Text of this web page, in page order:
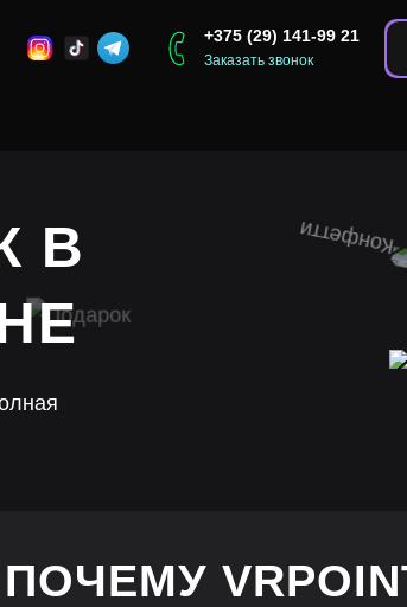
+375 (29) 141-99 21
Заказать звонок
В
ПОЧЕМУ